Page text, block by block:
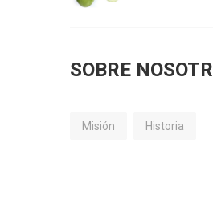
SOBRE
Misión Historia